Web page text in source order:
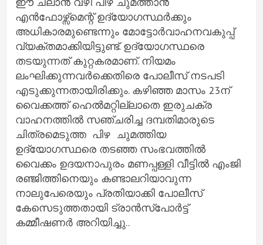
എൻഫോഴ്സ്മെന്റ് ഉദ്യോഗസ്ഥർക്കും
അധികാരമുണ്ടെന്നും മോട്ടോർവാഹനവകുപ്പ്
വ്യക്തമാക്കിയിട്ടുണ്ട്. ഉദ്യോഗസ്ഥരെ
തടയുന്നത് കുറ്റകരമാണ്. നിയമം
ലംഘിക്കുന്നവർക്കെതിരെ പോലീസ് നടപടി
എടുക്കുന്നതായിരിക്കും. കഴിഞ്ഞ മാസം 23ന്
വൈക്കത്ത് ഹെൽമറ്റില്ലാതെ ഇരുചക്ര
വാഹനത്തിൽ സഞ്ചരിച്ച ദമ്പതിമാരുടെ
ചിത്രമെടുത്ത പിഴ ചുമത്തിയ
ഉദ്യോഗസ്ഥരെ തടഞ്ഞ സംഭവത്തിൽ
വൈക്കം ഉദയനാപുരം മണപ്പള്ളി വീട്ടിൽ എംജി
രഞ്ജിത്തിനെയും കണ്ടാലറിയാവുന്ന
നാലുപേരെയും പ്രതിയാക്കി പോലീസ്
കേസെടുത്തതായി ട്രാൻസ്പോർട്ട്
കമ്മീഷണർ അറിയിച്ചു..